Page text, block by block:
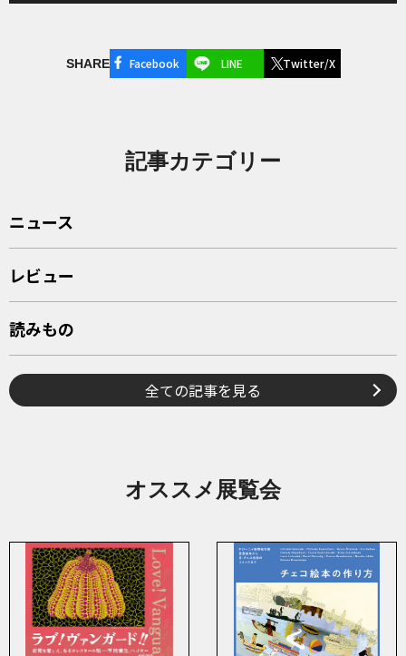
SHARE Facebook LINE Twitter/X
記事カテゴリー
ニュース
レビュー
読みもの
全ての記事を見る
オススメ展覧会